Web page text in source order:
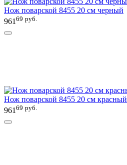
Нож поварской 8455 20 см черный
961 69 руб.
Нож поварской 8455 20 см красный
96169 руб.